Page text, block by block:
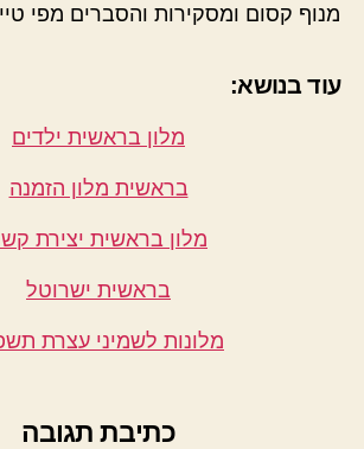
מנוף קסום ומסקירות והסברים מפי
עוד בנושא:
מלון בראשית ילדים
בראשית מלון הזמנה
מלון בראשית יצירת
בראשית ישרוטל
מלונות לשמיני עצרת
כתיבת תגובה